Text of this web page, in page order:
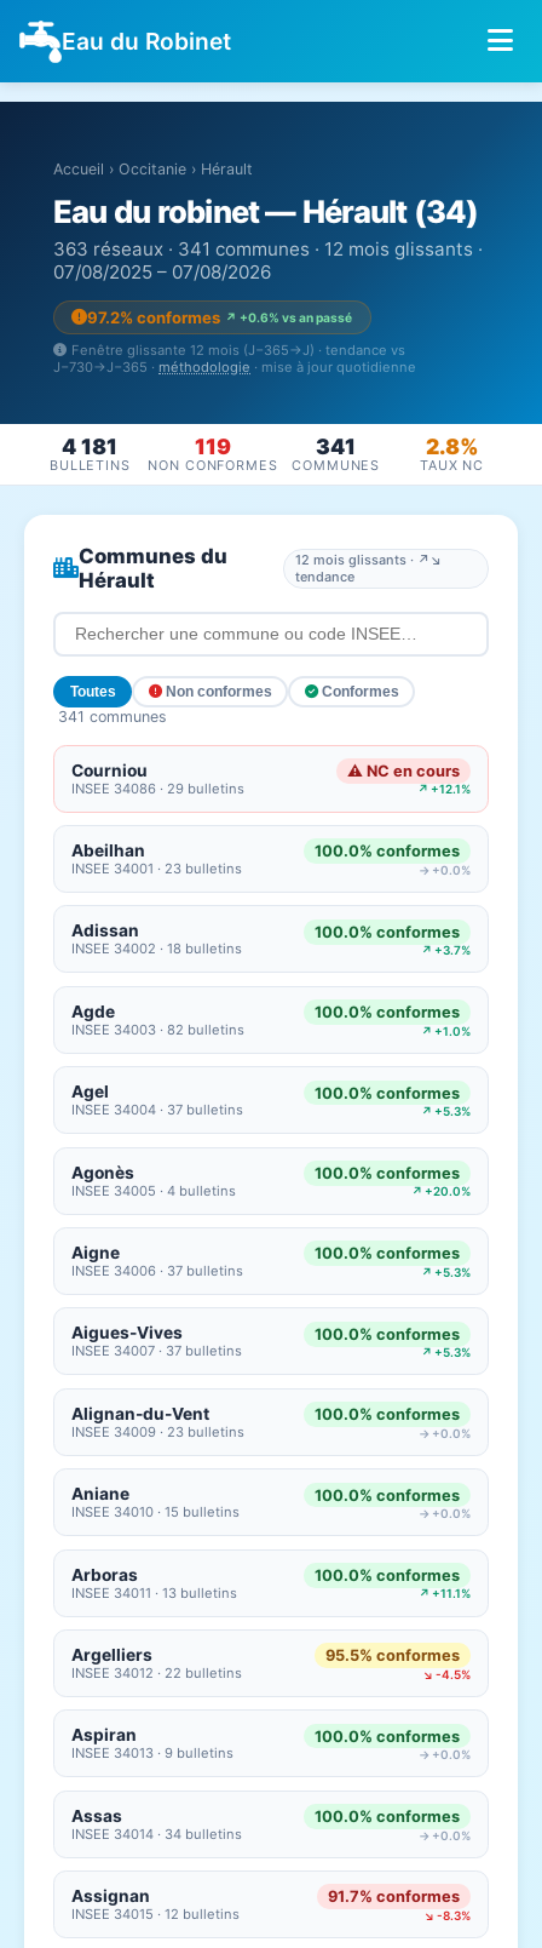
Eau du Robinet
Accueil › Occitanie › Hérault
Eau du robinet — Hérault (34)
363 réseaux · 341 communes · 12 mois glissants ·
07/08/2025 – 07/08/2026
97.2% conformes ↗ +0.6% vs an passé
Fenêtre glissante 12 mois (J−365→J) · tendance vs
J−730→J−365 · méthodologie · mise à jour quotidienne
4 181
BULLETINS
119
NON CONFORMES
341
COMMUNES
2.8%
TAUX NC
Communes du
Hérault
12 mois glissants · ↗↘
tendance
Toutes Non conformes Conformes
341 communes
Courniou
INSEE 34086 · 29 bulletins
⚠ NC en cours
↗ +12.1%
Abeilhan
INSEE 34001 · 23 bulletins
100.0% conformes
→ +0.0%
Adissan
INSEE 34002 · 18 bulletins
100.0% conformes
↗ +3.7%
Agde
INSEE 34003 · 82 bulletins
100.0% conformes
↗ +1.0%
Agel
INSEE 34004 · 37 bulletins
100.0% conformes
↗ +5.3%
Agonès
INSEE 34005 · 4 bulletins
100.0% conformes
↗ +20.0%
Aigne
INSEE 34006 · 37 bulletins
100.0% conformes
↗ +5.3%
Aigues-Vives
INSEE 34007 · 37 bulletins
100.0% conformes
↗ +5.3%
Alignan-du-Vent
INSEE 34009 · 23 bulletins
100.0% conformes
→ +0.0%
Aniane
INSEE 34010 · 15 bulletins
100.0% conformes
→ +0.0%
Arboras
INSEE 34011 · 13 bulletins
100.0% conformes
↗ +11.1%
Argelliers
INSEE 34012 · 22 bulletins
95.5% conformes
↘ -4.5%
Aspiran
INSEE 34013 · 9 bulletins
100.0% conformes
→ +0.0%
Assas
INSEE 34014 · 34 bulletins
100.0% conformes
→ +0.0%
Assignan
INSEE 34015 · 12 bulletins
91.7% conformes
↘ -8.3%